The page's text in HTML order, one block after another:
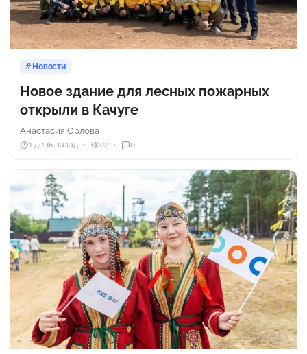
Новости
Новое здание для лесных пожарных
открыли в Качуге
Анастасия Орлова
1 день назад 22 0